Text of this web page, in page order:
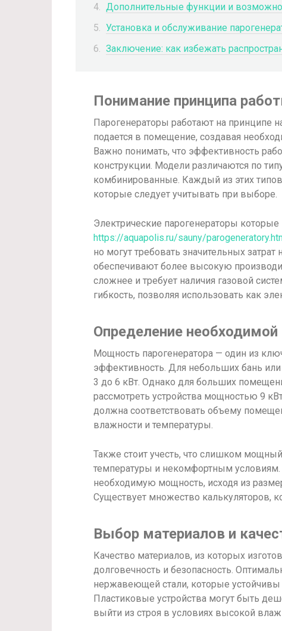
Дополнительные функции и
Установка и обслуживание
Заключение: как избежать
Понимание принципа
Парогенераторы работают на принципе
подается в помещение, создавая
Важно понимать, что эффективность
конструкции. Модели различаются по
комбинированные. Каждый из этих
которые следует учитывать при выборе.
Электрические парогенераторы
https://aquapolis.ru/sauny/
но могут требовать значительных
обеспечивают более высокую
сложнее и требует наличия газовой
гибкость, позволяя использовать как
Определение
Мощность парогенератора — один из
эффективность. Для небольших бань
3 до 6 кВт. Однако для больших
рассмотреть устройства мощностью 9
должна соответствовать объему
влажности и температуры.
Также стоит учесть, что слишком
температуры и некомфортным
необходимую мощность, исходя из
Существует множество калькуляторов,
Выбор материалов и
Качество материалов, из которых
долговечность и безопасность.
нержавеющей стали, которые
Пластиковые устройства могут быть
выйти из строя в условиях высокой